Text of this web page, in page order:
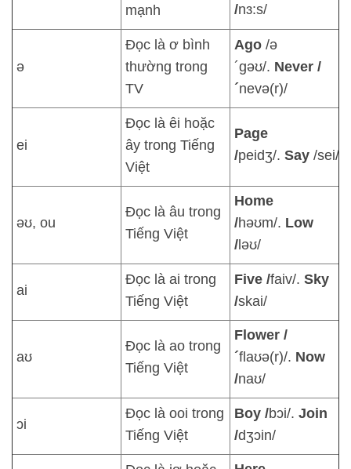
mạnh
/nɜ:s/
ə
Đọc là ơ bình
thường trong
TV
Ago /ə
´gəʊ/. Never /
´nevə(r)/
ei
Đọc là êi hoặc
ây trong Tiếng
Việt
Page
/peidʒ/. Say /sei/
əʊ, ou
Đọc là âu trong
Tiếng Việt
Home
/həʊm/. Low
/ləʊ/
ai
Đọc là ai trong
Tiếng Việt
Five /faiv/. Sky
/skai/
aʊ
Đọc là ao trong
Tiếng Việt
Flower /
´flaʊə(r)/. Now
/naʊ/
ɔi
Đọc là ooi trong
Tiếng Việt
Boy /bɔi/. Join
/dʒɔin/